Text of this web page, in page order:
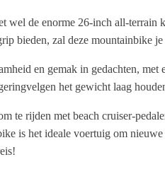
wel de enorme 26-inch all-
bieden, zal deze mountainbike
en gemak in gedachten,
het gewicht laag
te rijden met beach cruiser-
is het ideale voertuig om